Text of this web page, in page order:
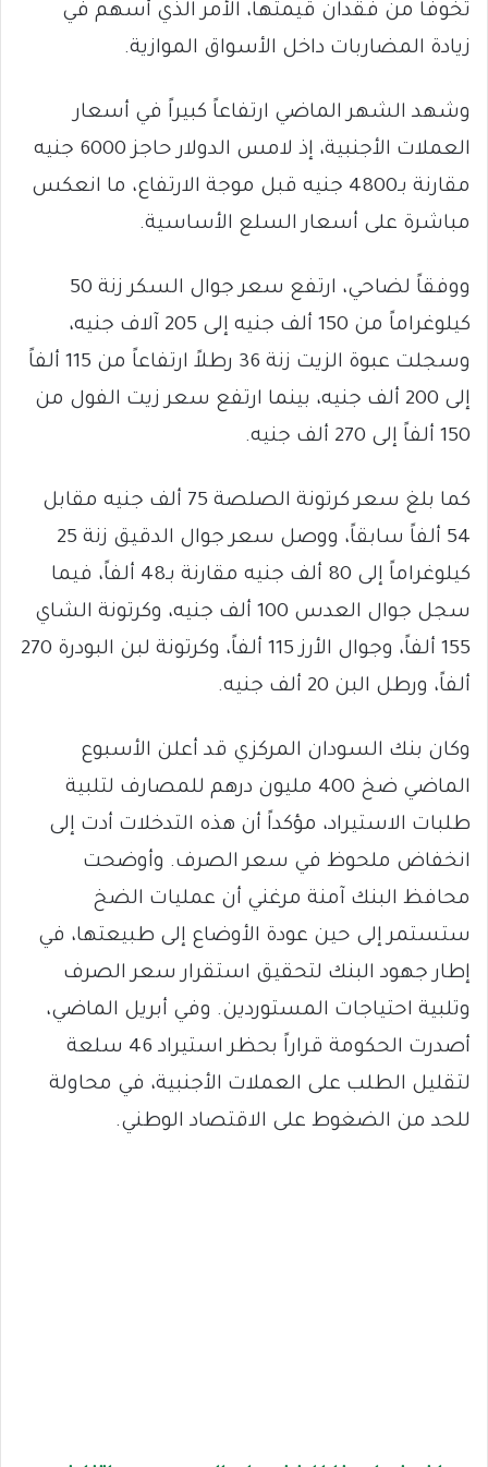
تخوفاً من فقدان قيمتها، الأمر الذي أسهم في
زيادة المضاربات داخل الأسواق الموازية.
وشهد الشهر الماضي ارتفاعاً كبيراً في أسعار
العملات الأجنبية، إذ لامس الدولار حاجز 6000 جنيه
مقارنة بـ4800 جنيه قبل موجة الارتفاع، ما انعكس
مباشرة على أسعار السلع الأساسية.
ووفقاً لضاحي، ارتفع سعر جوال السكر زنة 50
كيلوغراماً من 150 ألف جنيه إلى 205 آلاف جنيه،
وسجلت عبوة الزيت زنة 36 رطلاً ارتفاعاً من 115 ألفاً
إلى 200 ألف جنيه، بينما ارتفع سعر زيت الفول من
150 ألفاً إلى 270 ألف جنيه.
كما بلغ سعر كرتونة الصلصة 75 ألف جنيه مقابل
54 ألفاً سابقاً، ووصل سعر جوال الدقيق زنة 25
كيلوغراماً إلى 80 ألف جنيه مقارنة بـ48 ألفاً، فيما
سجل جوال العدس 100 ألف جنيه، وكرتونة الشاي
155 ألفاً، وجوال الأرز 115 ألفاً، وكرتونة لبن البودرة 270
ألفاً، ورطل البن 20 ألف جنيه.
وكان بنك السودان المركزي قد أعلن الأسبوع
الماضي ضخ 400 مليون درهم للمصارف لتلبية
طلبات الاستيراد، مؤكداً أن هذه التدخلات أدت إلى
انخفاض ملحوظ في سعر الصرف. وأوضحت
محافظ البنك آمنة مرغني أن عمليات الضخ
ستستمر إلى حين عودة الأوضاع إلى طبيعتها، في
إطار جهود البنك لتحقيق استقرار سعر الصرف
وتلبية احتياجات المستوردين. وفي أبريل الماضي،
أصدرت الحكومة قراراً بحظر استيراد 46 سلعة
لتقليل الطلب على العملات الأجنبية، في محاولة
للحد من الضغوط على الاقتصاد الوطني.